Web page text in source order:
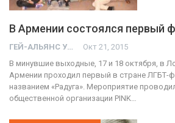
В Армении состоялся первый
ГЕЙ-АЛЬЯНС УКРАИНА Окт 21, 2015
В минувшие выходные, 17 и 18 октября, в
Армении проходил первый в стране ЛГБТ-
названием «Радуга». Мероприятие
общественной организации PINK…